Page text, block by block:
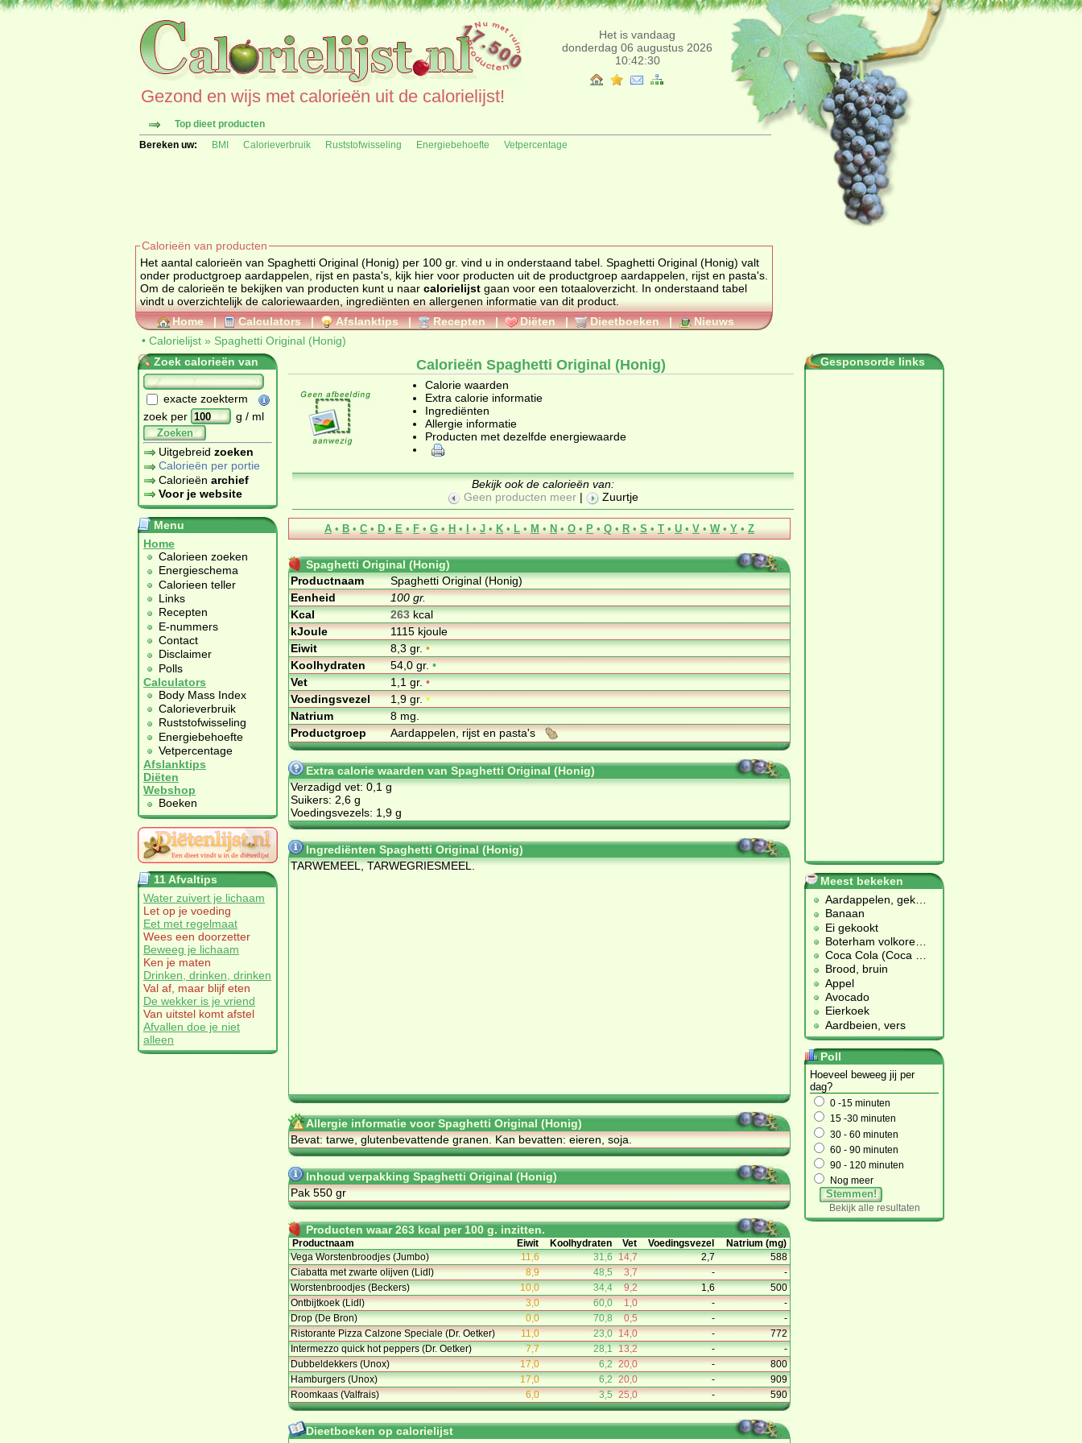
Het is vandaag
donderdag 06 augustus 2026
10:42:30
Gezond en wijs met calorieën uit de calorielijst!
Top dieet producten
Bereken uw:
BMI Calorieverbruik Ruststofwisseling Energiebehoefte Vetpercentage
Calorieën van producten
Het aantal calorieën van Spaghetti Original (Honig) per 100 gr. vind u in onderstaand tabel. Spaghetti Original (Honig) valt
onder productgroep aardappelen, rijst en pasta's, kijk hier voor producten uit de productgroep aardappelen, rijst en pasta's
Om de calorieën te bekijken van producten kunt u naar calorielijst gaan voor een totaaloverzicht. In onderstaand tabel
vindt u overzichtelijk de caloriewaarden, ingrediënten en allergenen informatie van dit product.
Home | Calculators | Afslanktips | Recepten | Diëten | Dieetboeken |
Nieuws
• Calorielijst » Spaghetti Original (Honig)
Zoek calorieën van
exacte zoekterm
zoek per
g / ml
Zoeken
Uitgebreid zoeken
Calorieën per portie
Calorieën archief
Voor je website
Menu
Home
Calorieen zoeken
Energieschema
Calorieen teller
Links
Recepten
E-nummers
Contact
Disclaimer
Polls
Calculators
Body Mass Index
Calorieverbruik
Ruststofwisseling
Energiebehoefte
Vetpercentage
Afslanktips
Diëten
Webshop
Boeken
11 Afvaltips
Water zuivert je lichaam
Let op je voeding
Eet met regelmaat
Wees een doorzetter
Beweeg je lichaam
Ken je maten
Drinken, drinken, drinken
Val af, maar blijf eten
De wekker is je vriend
Van uitstel komt afstel
Afvallen doe je niet
alleen
Calorieën Spaghetti Original (Honig)
Calorie waarden
Extra calorie informatie
Ingrediënten
Allergie informatie
Producten met dezelfde energiewaarde
Bekijk ook de calorieën van:
Geen producten meer | Zuurtje
A • B • C • D • E • F • G • H • I • J • K • L • M • N • O • P • Q • R • S • T • U • V • W • Y • Z
Spaghetti Original (Honig)
Productnaam
Spaghetti Original (Honig)
Eenheid
100 gr.
Kcal
263kcal
kJoule
1115 kjoule
Eiwit
8,3 gr.•
Koolhydraten
54,0 gr.•
Vet
1,1 gr.•
Voedingsvezel
1,9 gr.•
Natrium
8 mg.
Productgroep
Aardappelen, rijst en pasta's
Extra calorie waarden van Spaghetti Original (Honig)
Verzadigd vet: 0,1 g
Suikers: 2,6 g
Voedingsvezels: 1,9 g
Ingrediënten Spaghetti Original (Honig)
TARWEMEEL, TARWEGRIESMEEL.
Allergie informatie voor Spaghetti Original (Honig)
Bevat: tarwe, glutenbevattende granen. Kan bevatten: eieren, soja.
Inhoud verpakking Spaghetti Original (Honig)
Pak 550 gr
Producten waar 263 kcal per 100 g. inzitten.
Productnaam Eiwit Koolhydraten Vet Voedingsvezel
Natrium (mg)
Vega Worstenbroodjes (Jumbo)
11,6 31,6 14,7 2,7
588
Ciabatta met zwarte olijven (Lidl)
8,9 48,5 3,7 -
-
Worstenbroodjes (Beckers)
10,0 34,4 9,2 1,6
500
Ontbijtkoek (Lidl)
3,0 60,0 1,0 -
-
Drop (De Bron)
0,0 70,8 0,5 -
-
Ristorante Pizza Calzone Speciale (Dr. Oetker)
11,0 23,0 14,0 -
772
Intermezzo quick hot peppers (Dr. Oetker)
7,7 28,1 13,2 -
-
Dubbeldekkers (Unox)
17,0 6,2 20,0 -
800
Hamburgers (Unox)
17,0 6,2 20,0 -
909
Roomkaas (Valfrais)
6,0 3,5 25,0 - 590
Dieetboeken op calorielijst
Gesponsorde links
Meest bekeken
Aardappelen, gek
Banaan
Ei gekookt
Boterham volkore
Coca Cola (Coca
Brood, bruin
Appel
Avocado
Eierkoek
Aardbeien, vers
Poll
Hoeveel beweeg jij per
dag?
0 -15 minuten
15 -30 minuten
30 - 60 minuten
60 - 90 minuten
90 - 120 minuten
Nog meer
Stemmen!
Bekijk alle resultaten